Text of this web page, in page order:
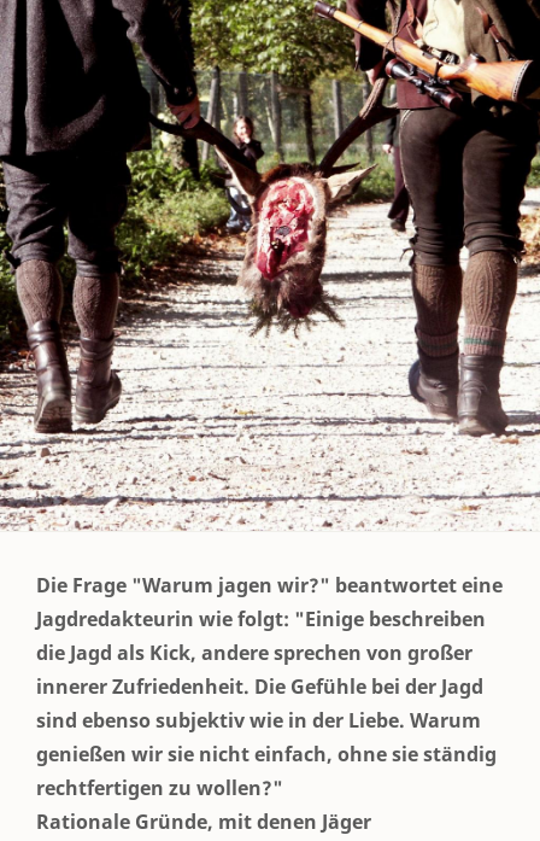
Die Frage "Warum jagen wir?" beantwortet eine
Jagdredakteurin wie folgt: "Einige beschreiben
die Jagd als Kick, andere sprechen von großer
innerer Zufriedenheit. Die Gefühle bei der Jagd
sind ebenso subjektiv wie in der Liebe. Warum
genießen wir sie nicht einfach, ohne sie ständig
rechtfertigen zu wollen?"
Rationale Gründe, mit denen Jäger